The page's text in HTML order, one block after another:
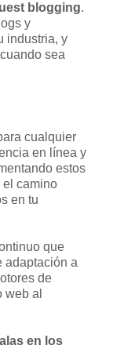
blogging.
y
industria, y
sea
cualquier
en línea y
estos
el camino
en tu
que
adaptación a
de
web al
en los